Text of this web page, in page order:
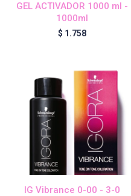
GEL ACTIVADOR 1000 ml -
1000ml
$ 1.758
IG Vibrance 0-00 - 3-0